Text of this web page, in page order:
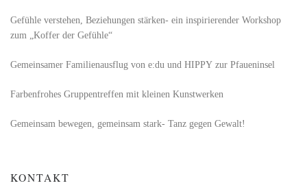
Gefühle verstehen, Beziehungen stärken- ein inspirierender Workshop
zum „Koffer der Gefühle“
Gemeinsamer Familienausflug von e:du und HIPPY zur Pfaueninsel
Farbenfrohes Gruppentreffen mit kleinen Kunstwerken
Gemeinsam bewegen, gemeinsam stark- Tanz gegen Gewalt!
KONTAKT